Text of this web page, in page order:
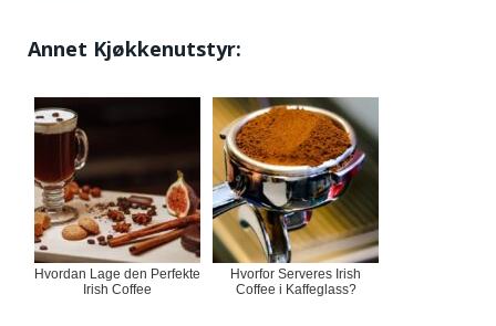
Annet Kjøkkenutstyr:
Hvordan Lage den Perfekte
Irish Coffee
Hvorfor Serveres Irish
Coffee i Kaffeglass?